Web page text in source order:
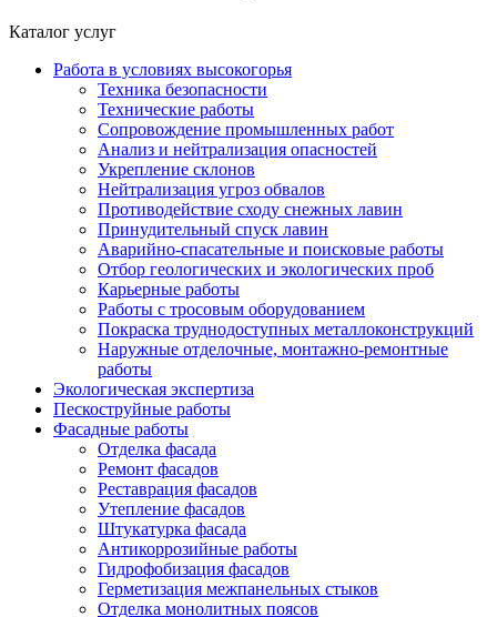
Каталог услуг
Работа в условиях высокогорья
Техника безопасности
Технические работы
Сопровождение промышленных работ
Анализ и нейтрализация опасностей
Укрепление склонов
Нейтрализация угроз обвалов
Противодействие сходу снежных лавин
Принудительный спуск лавин
Аварийно-спасательные и поисковые работы
Отбор геологических и экологических проб
Карьерные работы
Работы с тросовым оборудованием
Покраска труднодоступных металлоконструкций
Наружные отделочные, монтажно-ремонтные
работы
Экологическая экспертиза
Пескоструйные работы
Фасадные работы
Отделка фасада
Ремонт фасадов
Реставрация фасадов
Утепление фасадов
Штукатурка фасада
Антикоррозийные работы
Гидрофобизация фасадов
Герметизация межпанельных стыков
Отделка монолитных поясов